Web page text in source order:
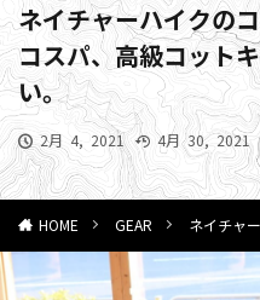
ネイチャーハイクの
コスパ、高級コット
い。
2月 4, 2021 4月 30, 2021
HOME GEAR ネイチャ